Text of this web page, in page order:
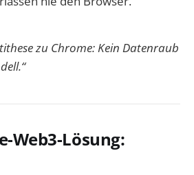
zu Chrome: Kein Datenraub
Web3-Lösung: